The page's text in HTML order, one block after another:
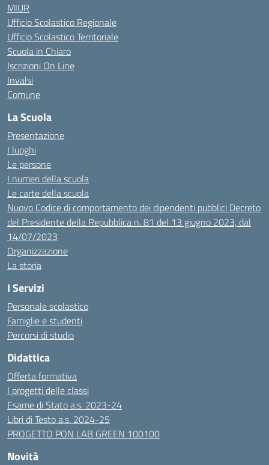
MIUR
Ufficio Scolastico Regionale
Ufficio Scolastico Territoriale
Scuola in Chiaro
Iscrizioni On Line
Invalsi
Comune
La Scuola
Presentazione
I luoghi
Le persone
I numeri della scuola
Le carte della scuola
Nuovo Codice di comportamento dei dipendenti pubblici Decreto
del Presidente della Repubblica n. 81 del 13 giugno 2023, dal
14/07/2023
Organizzazione
La storia
I Servizi
Personale scolastico
Famiglie e studenti
Percorsi di studio
Didattica
Offerta formativa
I progetti delle classi
Esame di Stato a.s. 2023-24
Libri di Testo a.s. 2024-25
PROGETTO PON LAB GREEN 100100
Novità